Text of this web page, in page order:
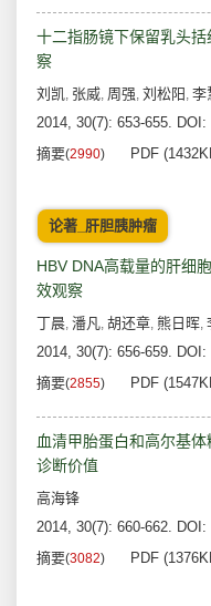
十二指肠镜下保留乳头
察
刘凯, 张威, 周强, 刘松阳 , 李
2014, 30(7): 653-655. DOI:
摘要(2990) PDF
论著_肝胆胰肿瘤
HBV DNA高载量的肝细
效观察
丁晨, 潘凡, 胡还章, 熊日晖,
2014, 30(7): 656-659. DOI:
摘要(2855) PDF
血清甲胎蛋白和高尔基
诊断价值
高海锋
2014, 30(7): 660-662. DOI:
摘要(3082) PDF